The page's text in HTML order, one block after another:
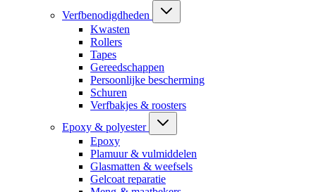
Verfbenodigdheden
Kwasten
Rollers
Tapes
Gereedschappen
Persoonlijke bescherming
Schuren
Verfbakjes & roosters
Epoxy & polyester
Epoxy
Plamuur & vulmiddelen
Glasmatten & weefsels
Gelcoat reparatie